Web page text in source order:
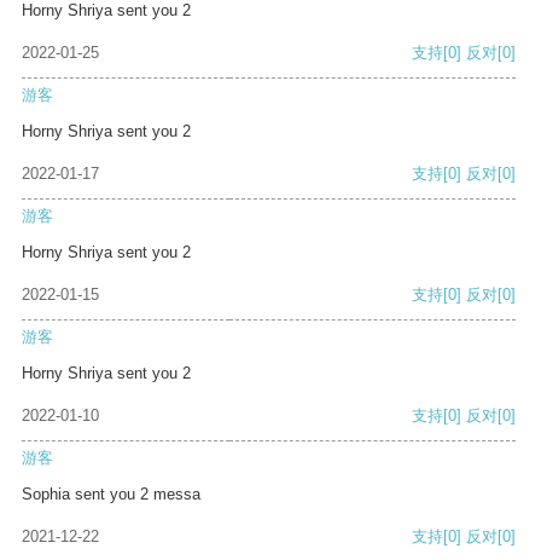
Horny Shriya sent you 2
2022-01-25 支持[0] 反对[0]
游客
Horny Shriya sent you 2
2022-01-17 支持[0] 反对[0]
游客
Horny Shriya sent you 2
2022-01-15 支持[0] 反对[0]
游客
Horny Shriya sent you 2
2022-01-10 支持[0] 反对[0]
游客
Sophia sent you 2 messa
2021-12-22 支持[0] 反对[0]